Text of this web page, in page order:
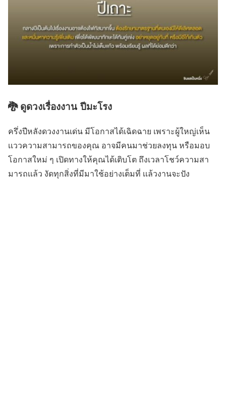
🐉 ดูดวงเรื่องงาน ปีมะโรง
ครึ่งปีหลังดวงงานเด่น มีโอกาสได้เฉิดฉาย เพราะผู้ใหญ่เห็น
เเววความสามารถของคุณ อาจมีคนมาช่วยลงทุน หรือมอบ
โอกาสใหม่ ๆ เปิดทางให้คุณได้เติบโต ถึงเวลาโชว์ความสา
มารถเเล้ว งัดทุกสิ่งที่มีมาใช้อย่างเต็มที่ เเล้วงานจะปัง